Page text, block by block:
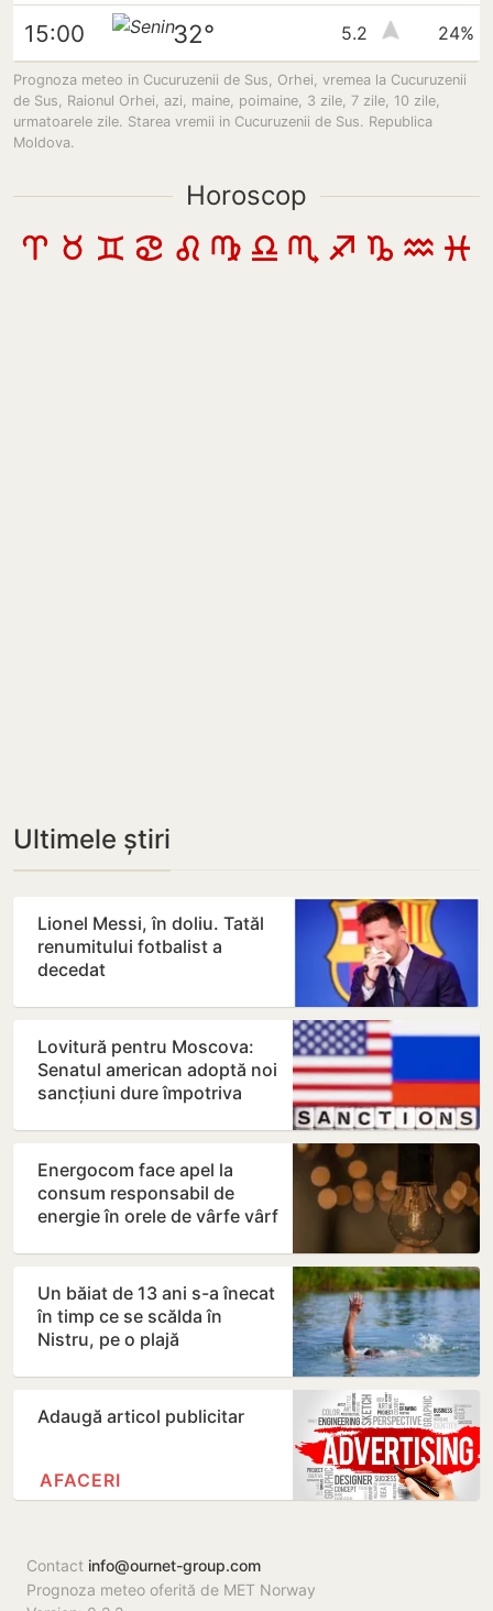
15:00 32° 5.2 24%
Prognoza meteo in Cucuruzenii de Sus, Orhei, vremea la Cucuruzenii
de Sus, Raionul Orhei, azi, maine, poimaine, 3 zile, 7 zile, 10 zile,
urmatoarele zile. Starea vremii in Cucuruzenii de Sus. Republica
Moldova.
Horoscop
Ultimele știri
Lionel Messi, în doliu. Tatăl
renumitului fotbalist a
decedat
Lovitură pentru Moscova:
Senatul american adoptă noi
sancțiuni dure împotriva
Energocom face apel la
consum responsabil de
energie în orele de vârfe vârf
Un băiat de 13 ani s-a înecat
în timp ce se scălda în
Nistru, pe o plajă
Adaugă articol publicitar
AFACERI
Contact info@ournet-group.com
Prognoza meteo oferită de MET Norway